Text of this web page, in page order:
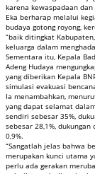
karena kewaspadaan
Eka berharap melalui
budaya gotong royong,
“baik ditingkat
keluarga dalam
Sementara itu, Kepala
Adeng Hudaya
yang diberikan Kepala
simulasi evakuasi
Ia menambahkan,
yang dapat selamat
sendiri sebesar 35%,
sebesar 28,1%, dukungan
0,9%.
“Sangatlah jelas bahwa
merupakan kunci utama
perlu ada gerakan